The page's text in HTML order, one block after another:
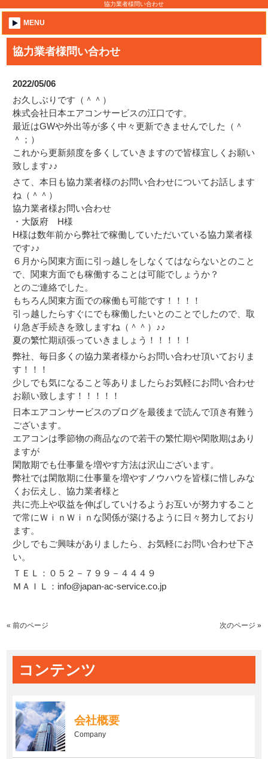
協力業者様問い合わせ
MENU
協力業者様問い合わせ
2022/05/06
お久しぶりです（＾＾）
株式会社日本エアコンサービスの江口です。
最近はGWや外出等が多く中々更新できませんでした（＾
＾；）
これから更新頻度を多くしていきますので皆様宜しくお願い
致します♪♪
さて、本日も協力業者様のお問い合わせについてお話します
ね（＾＾）
協力業者様お問い合わせ
・大阪府 H様
H様は数年前から弊社で稼働していただいている協力業者様
です♪♪
６月から関東方面に引っ越しをしなくてはならないとのこと
で、関東方面でも稼働することは可能でしょうか？
とのご連絡でした。
もちろん関東方面での稼働も可能です！！！！
引っ越したらすぐにでも稼働したいとのことでしたので、取
り急ぎ手続きを致しますね（＾＾）♪♪
夏の繁忙期頑張っていきましょう！！！！！
弊社、毎日多くの協力業者様からお問い合わせ頂いておりま
す！！！
少しでも気になること等ありましたらお気軽にお問い合わせ
お願い致します！！！！！
日本エアコンサービスのブログを最後まで読んで頂き有難う
ございます。
エアコンは季節物の商品なので若干の繁忙期や閑散期はあり
ますが
閑散期でも仕事量を増やす方法は沢山ございます。
弊社では閑散期に仕事量を増やすノウハウを皆様に惜しみな
くお伝えし、協力業者様と
共に売上や収益を伸ばしていけるようお互いが努力すること
で常にＷｉｎＷｉｎな関係が築けるように日々努力しており
ます。
少しでもご興味がありましたら、お気軽にお問い合わせ下さ
い。
ＴＥＬ：０５２－７９９－４４４９
ＭＡＩＬ：info@japan-ac-service.co.jp
« 前のページ 次のページ »
コンテンツ
会社概要
Company